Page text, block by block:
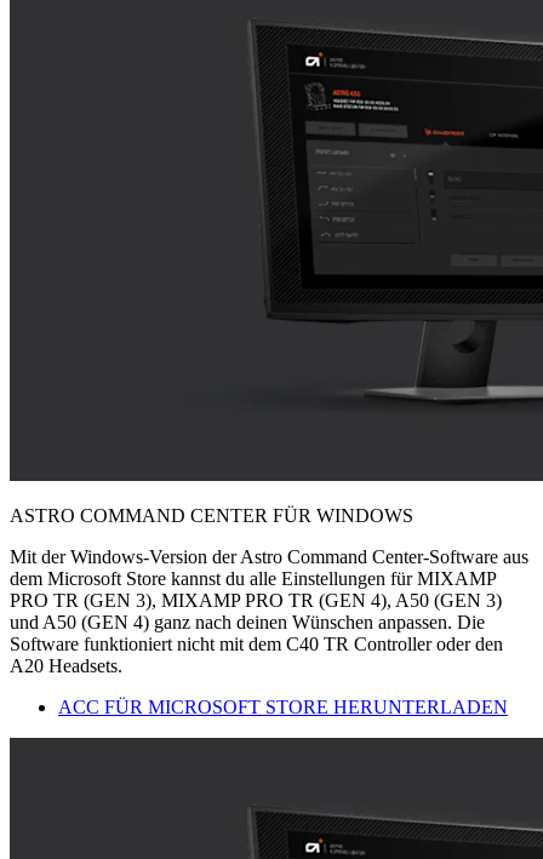
ASTRO COMMAND CENTER FÜR WINDOWS
Mit der Windows-Version der Astro Command Center-Software aus
dem Microsoft Store kannst du alle Einstellungen für MIXAMP
PRO TR (GEN 3), MIXAMP PRO TR (GEN 4), A50 (GEN 3)
und A50 (GEN 4) ganz nach deinen Wünschen anpassen. Die
Software funktioniert nicht mit dem C40 TR Controller oder den
A20 Headsets.
ACC FÜR MICROSOFT STORE HERUNTERLADEN